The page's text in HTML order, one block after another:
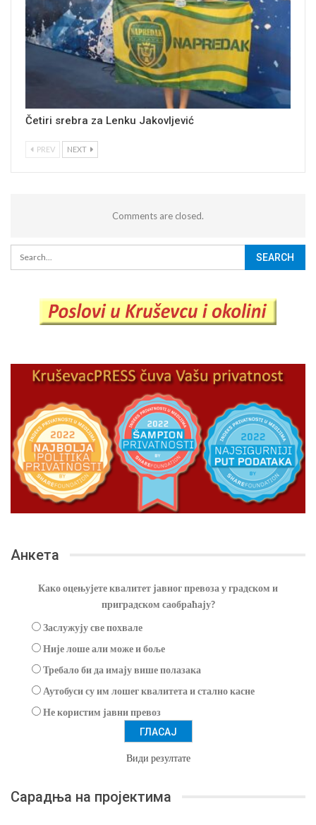
Četiri srebra za Lenku Jakovljević
PREV NEXT
Comments are closed.
Анкета
Како оцењујете квалитет јавног превоза у градском и
приградском саобраћају?
Заслужују све похвале
Није лоше али може и боље
Требало би да имају више полазака
Аутобуси су им лошег квалитета и стално касне
Не користим јавни превоз
Види резултате
Сарадња на пројектима